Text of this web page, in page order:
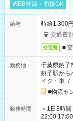
WEB登録・面接OK
給与
時給1,300
交通費
交通費 ■
勤務地
千葉県銚子
銚子駅から
イク・車 /
■物流セ
勤務時間
＜1日3時間～OK！＞ ▼ 例え
22:00 17:00～22:00 など こ